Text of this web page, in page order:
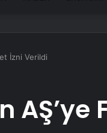
İzni Verildi
AŞ’ye